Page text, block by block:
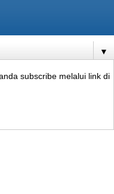
▼
subscribe melalui link di